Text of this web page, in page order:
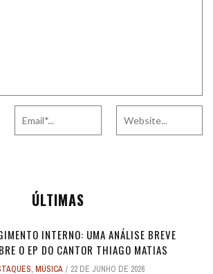
ÚLTIMAS
INTERNO: UMA ANÁLISE BREVE
O EP DO CANTOR THIAGO MATIAS
, MÚSICA 22 DE JUNHO DE 2026